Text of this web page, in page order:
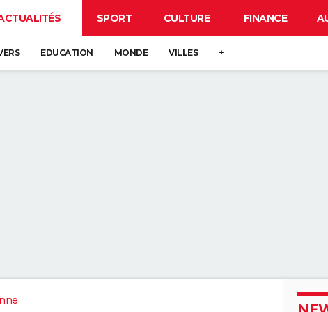
SPORT CULTURE FINANCE
EDUCATION MONDE VILLES +